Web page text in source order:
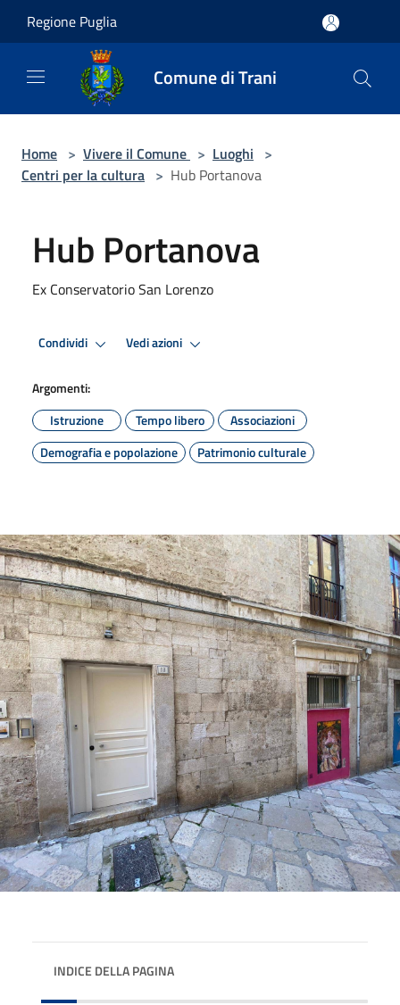
Regione Puglia
Comune di Trani
Home > Vivere il Comune > Luoghi >
Centri per la cultura > Hub Portanova
Hub Portanova
Ex Conservatorio San Lorenzo
Condividi Vedi azioni
Argomenti:
Istruzione
Tempo libero
Associazioni
Demografia e popolazione
Patrimonio culturale
INDICE DELLA PAGINA